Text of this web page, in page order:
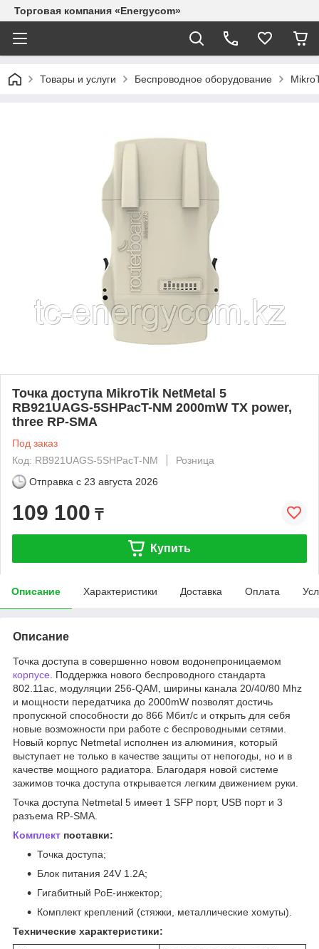
Торговая компания «Energycom»
Товары и услуги Беспроводное оборудование
Точка доступа MikroTik NetMetal 5
RB921UAGS-5SHPacT-NM 2000mW TX power,
three RP-SMA
Под заказ
Код: RB921UAGS-5SHPacT-NM
Розница
Отправка с 23 августа 2026
109 100 ₸
Купить
Описание Характеристики Доставка Оплата
Описание
Точка доступа в совершенно новом водонепроницаемом
корпусе . Поддержка нового беспроводного стандарта
802.11ac, модуляции 256-QAM, ширины канала 20/40/80 Mhz
и мощности передатчика до 2000mW позволят достичь
пропускной способности до 866 Мбит/с и открыть для себя
новые возможности при работе с беспроводными сетями.
Новый корпус Netmetal исполнен из алюминия, который
выступает не только в качестве защиты от непогоды, но и в
качестве мощного радиатора. Благодаря новой системе
зажимов точка доступа открывается легким движением руки.
Точка доступа Netmetal 5 имеет 1 SFP порт, USB порт и 3
разъема RP-SMA.
Комплект поставки:
Точка доступа;
Блок питания 24V 1.2A;
Гигабитный PoE-инжектор;
Комплект креплений (стяжки, металлические хомуты).
Технические характеристики: